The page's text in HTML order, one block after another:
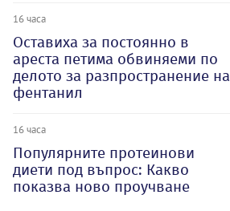
16 часа
Оставиха за постоянно в
ареста петима обвиняеми по
делото за разпространение на
фентанил
16 часа
Популярните протеинови
диети под въпрос: Какво
показва ново проучване